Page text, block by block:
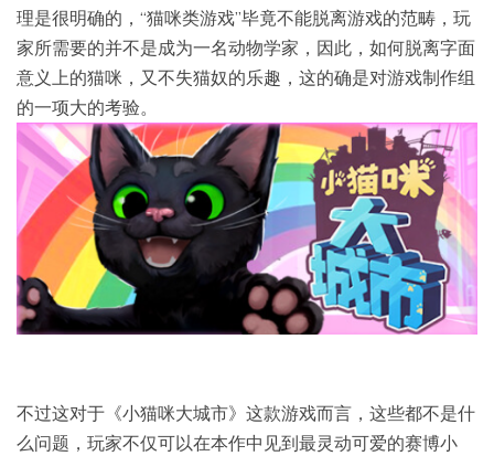
理是很明确的，“猫咪类游戏”毕竟不能脱离游戏的范畴，玩
家所需要的并不是成为一名动物学家，因此，如何脱离字面
意义上的猫咪，又不失猫奴的乐趣，这的确是对游戏制作组
的一项大的考验。
不过这对于《小猫咪大城市》这款游戏而言，这些都不是什
么问题，玩家不仅可以在本作中见到最灵动可爱的赛博小